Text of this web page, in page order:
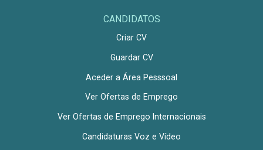
CANDIDATOS
Criar CV
Guardar CV
Aceder a Área Pesssoal
Ver Ofertas de Emprego
Ver Ofertas de Emprego Internacionais
Candidaturas Voz e Vídeo